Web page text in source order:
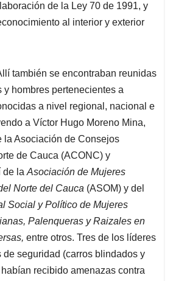
de la Ley 70 de 1991, y
al interior y exterior
también se encontraban reunidas
y hombres pertenecientes a
a nivel regional, nacional e
a Víctor Hugo Moreno Mina,
la Asociación de Consejos
de Cauca (ACONC) y
de la Asociación de Mujeres
Norte del Cauca (ASOM) y del
Social y Político de Mujeres
Palenqueras y Raizales en
entre otros. Tres de los líderes
de seguridad (carros blindados y
recibido amenazas contra